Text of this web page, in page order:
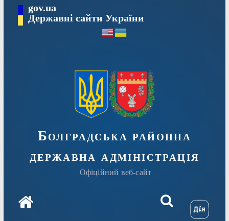
Перейтиgov.ua
Державні сайти України
Болградська районна
державна адміністрація
Офіційний веб-сайт